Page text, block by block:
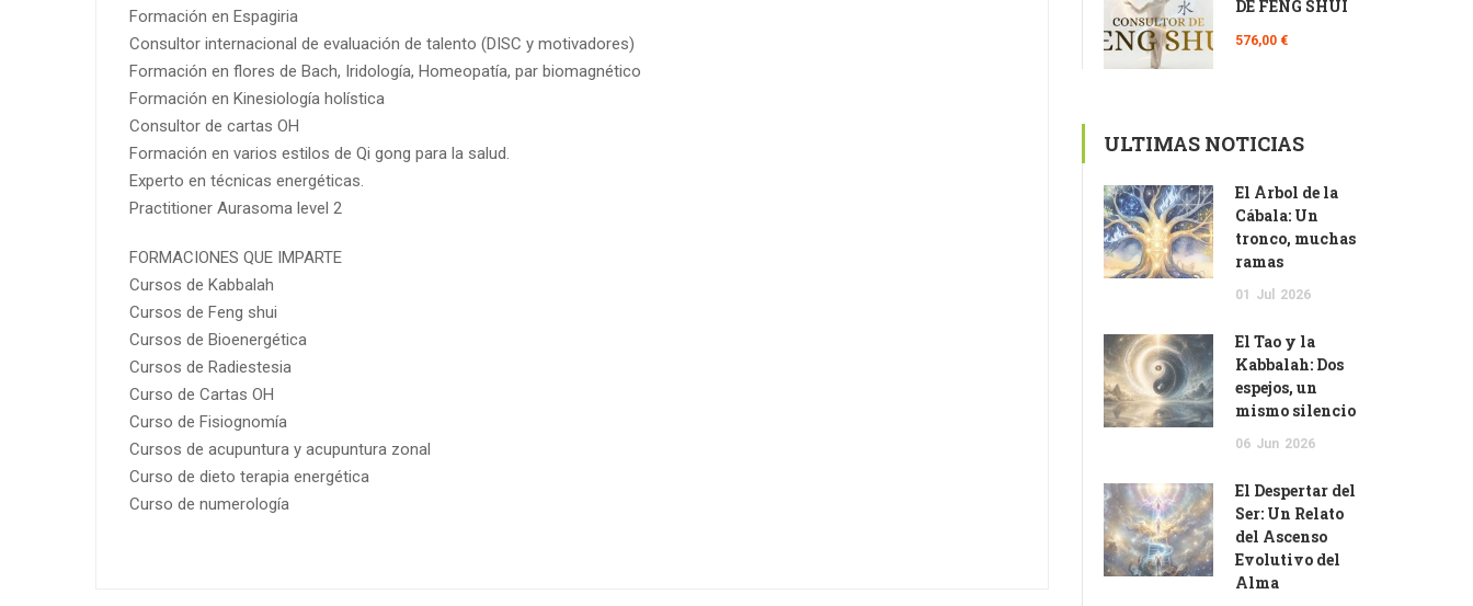
Formación en Espagiria
Consultor internacional de evaluación de talento (DISC y motivadores)
Formación en flores de Bach, Iridología, Homeopatía, par biomagnético
Formación en Kinesiología holística
Consultor de cartas OH
Formación en varios estilos de Qi gong para la salud.
Experto en técnicas energéticas.
Practitioner Aurasoma level 2
FORMACIONES QUE IMPARTE
Cursos de Kabbalah
Cursos de Feng shui
Cursos de Bioenergética
Cursos de Radiestesia
Curso de Cartas OH
Curso de Fisiognomía
Cursos de acupuntura y acupuntura zonal
Curso de dieto terapia energética
Curso de numerología
DE FENG SHUI
576,00 €
ULTIMAS NOTICIAS
El Árbol de la
Cábala: Un
tronco, muchas
ramas
01 Jul 2026
El Tao y la
Kabbalah: Dos
espejos, un
mismo silencio
06 Jun 2026
El Despertar del
Ser: Un Relato
del Ascenso
Evolutivo del
Alma